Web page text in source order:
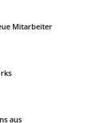
Mitarbeiter
aus